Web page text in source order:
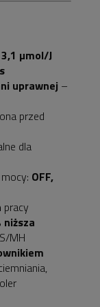
3,1 µmol/J
uprawnej –
przed
dla
OFF,
pracy
niższa
MH